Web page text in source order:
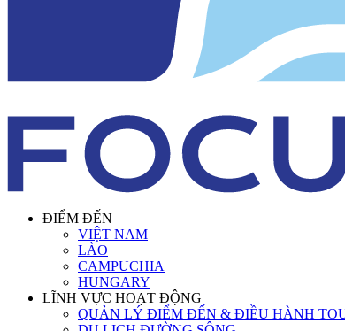
ĐIỂM ĐẾN
VIỆT NAM
LÀO
CAMPUCHIA
HUNGARY
LĨNH VỰC HOẠT ĐỘNG
QUẢN LÝ ĐIỂM ĐẾN & ĐIỀU HÀNH